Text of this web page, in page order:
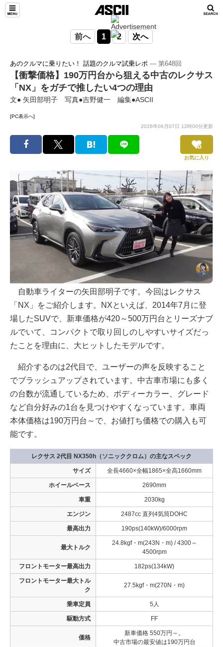
前へ 1 2 次へ
あのクルマに乗りたい！ 話題のクルマ試乗レポ ― 第648回
【衝撃価格】190万円台から狙える中古のレクサス
「NX」をガチで推したい4つの理由
文● 矢田部明子 写真●吉野健一 編集●ASCII
[PC表示へ]
2026年06月07日 12時00分更新
お気に入り
自動車ライターの矢田部明子です。今回はレクサス
「NX」をご紹介します。NXといえば、2014年7月に登
場したSUVで、新車価格が420～500万円台とリーズナブ
ルでいて、コンパクトで取り回しのしやすいサイズだっ
たことを理由に、大ヒットしたモデルです。
紹介するのは2代目で、ユーザーの声を反映すること
でブラッシュアップされています。中古車市場にも多く
の台数が流通しているため、ボディーカラー、グレード
など自分好みの1台を見つけやすくなっています。車両
本体価格は190万円台～で、お値打ち価格での購入も可
能です。
レクサス 2代目 NX350h（ソニッククロム）の主なスペック
サイズ 全長4660×全幅1865×全高1660mm
ホイールベース 2690mm
車重 2030kg
エンジン 2487cc 直列4気筒DOHC
最高出力 190ps(140kW)/6000rpm
最大トルク
24.8kgf・m(243N・m) / 4300～
4500rpm
フロントモーター最高出力 182ps(134kW)
フロントモーター最大トル
ク
27.5kgf・m(270N・m)
乗車定員 5人
駆動方式 FF
価格
新車価格 550万円～。
中古市場の最安値は190万円台